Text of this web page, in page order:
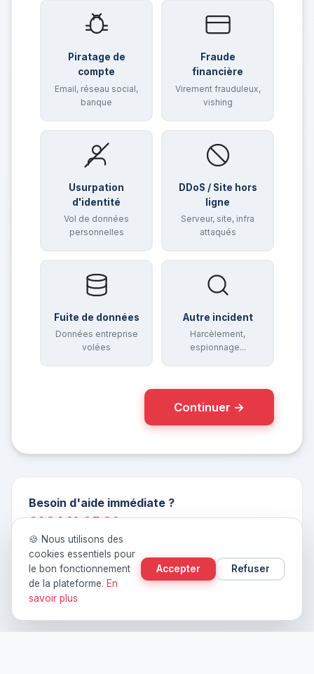
Piratage de
compte
Email, réseau social,
banque
Fraude
financière
Virement frauduleux,
vishing
Usurpation
d'identité
Vol de données
personnelles
DDoS / Site hors
ligne
Serveur, site, infra
attaqués
Fuite de données
Données entreprise
volées
Autre incident
Harcèlement,
espionnage...
Continuer →
Besoin d'aide immédiate ?
01 84 16 05 86
🍪 Nous utilisons des
cookies essentiels pour
le bon fonctionnement
de la plateforme. En
savoir plus
Accepter Refuser